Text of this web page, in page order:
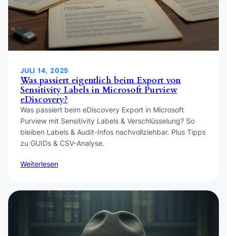
JULI 14, 2025
Was passiert eigentlich beim Export von
Sensitivity Labels in Microsoft Purview
eDiscovery?
Was passiert beim eDiscovery Export in Microsoft
Purview mit Sensitivity Labels & Verschlüsselung? So
bleiben Labels & Audit-Infos nachvollziehbar. Plus Tipps
zu GUIDs & CSV-Analyse.
Weiterlesen